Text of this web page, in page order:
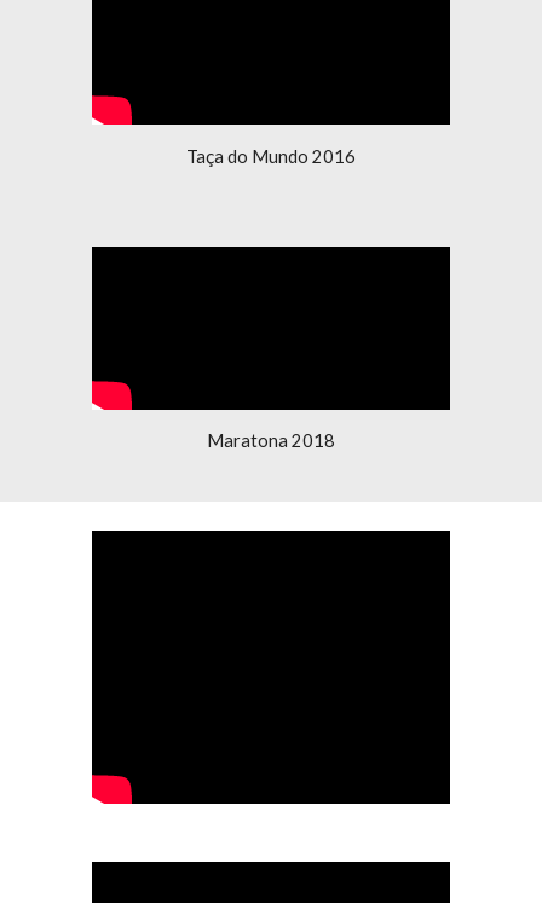
Taça do Mundo 2016
Maratona 2018